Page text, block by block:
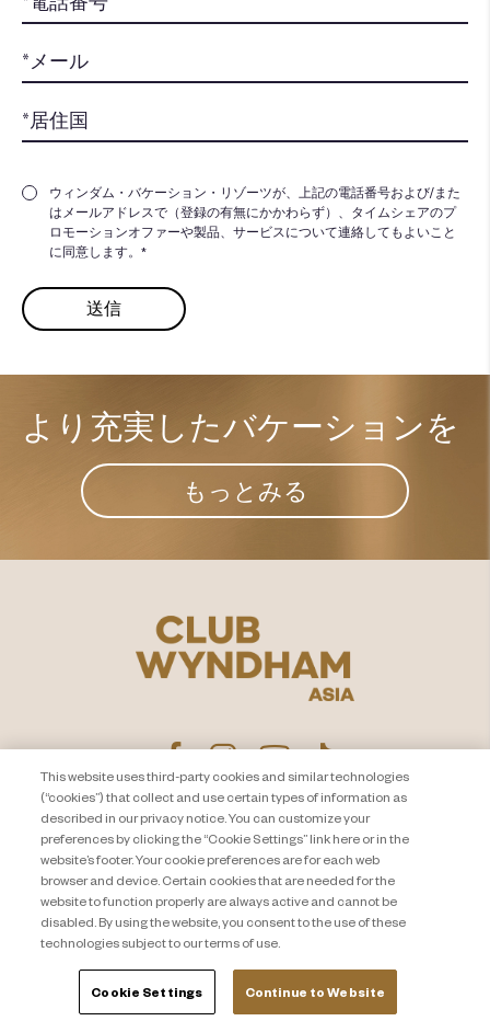
ウィンダム・バケーション・リゾーツが、上記の電話番号および/また
はメールアドレスで（登録の有無にかかわらず）、タイムシェアのプ
ロモーションオファーや製品、サービスについて連絡してもよいこと
に同意します。*
より充実した​バケーションを
もっとみる
プライバシー通知
About Travel + Leisure Co
Cookie Settings
お問い合わせ
サイトマップ
利用規約
This website uses third-party cookies and similar technologies
(“cookies”) that collect and use certain types of information as
described in our privacy notice. You can customize your
preferences by clicking the “Cookie Settings” link here or in the
website’s footer. Your cookie preferences are for each web
browser and device. Certain cookies that are needed for the
website to function properly are always active and cannot be
disabled. By using the website, you consent to the use of these
technologies subject to our terms of use.
Cookie Settings Continue to Website